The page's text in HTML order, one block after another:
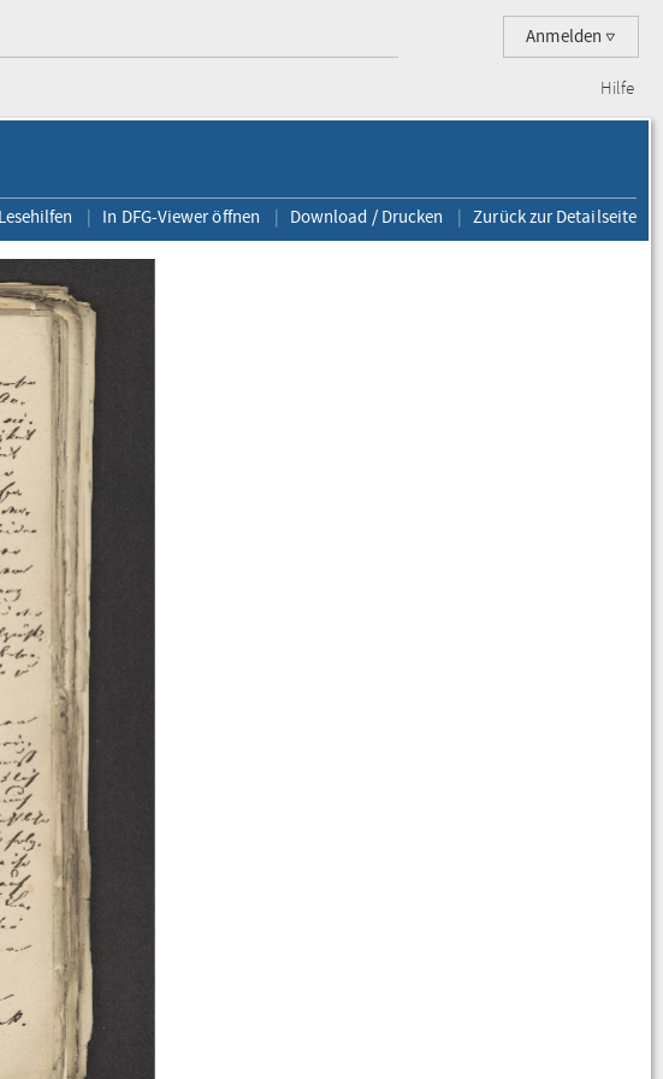
Anmelden
Hilfe
Lesehilfen In DFG-Viewer öffnen Download / Drucken Zurück zur Detailseite